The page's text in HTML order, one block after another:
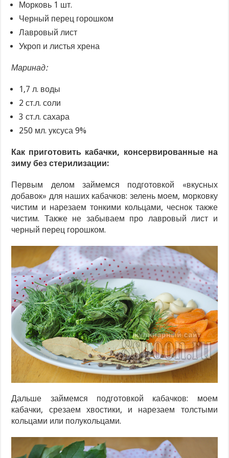
Морковь 1 шт.
Черный перец горошком
Лавровый лист
Укроп и листья хрена
Маринад:
1,7 л. воды
2 ст.л. соли
3 ст.л. сахара
250 мл. уксуса 9%
Как приготовить кабачки, консервированные на
зиму без стерилизации:
Первым делом займемся подготовкой «вкусных
добавок» для наших кабачков: зелень моем, морковку
чистим и нарезаем тонкими кольцами, чеснок также
чистим. Также не забываем про лавровый лист и
черный перец горошком.
Дальше займемся подготовкой кабачков: моем
кабачки, срезаем хвостики, и нарезаем толстыми
кольцами или полукольцами.